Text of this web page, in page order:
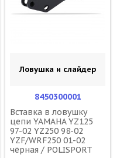
Ловушка и слайдер
8450300001
Вставка в ловушку
цепи YAMAHA YZ125
97-02 YZ250 98-02
YZF/WRF250 01-02
чёрная / POLISPORT